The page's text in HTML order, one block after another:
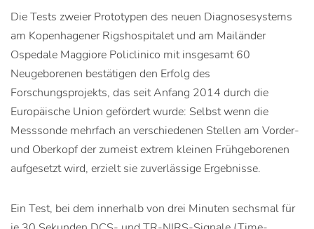
Die Tests zweier Prototypen des neuen Diagnosesystems
am Kopenhagener Rigshospitalet und am Mailänder
Ospedale Maggiore Policlinico mit insgesamt 60
Neugeborenen bestätigen den Erfolg des
Forschungsprojekts, das seit Anfang 2014 durch die
Europäische Union gefördert wurde: Selbst wenn die
Messsonde mehrfach an verschiedenen Stellen am Vorder-
und Oberkopf der zumeist extrem kleinen Frühgeborenen
aufgesetzt wird, erzielt sie zuverlässige Ergebnisse.
Ein Test, bei dem innerhalb von drei Minuten sechsmal für